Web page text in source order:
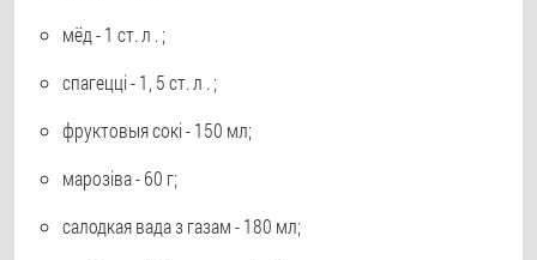
мёд - 1 ст. л . ;
спагецці - 1, 5 ст. л . ;
фруктовыя сокі - 150 мл;
марозіва - 60 г;
салодкая вада з газам - 180 мл;